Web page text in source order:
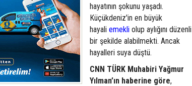
hayatının şokunu yaşadı.
Küçükdeniz'in en büyük
hayali emekli olup aylığını düzenli
bir şekilde alabilmekti. Ancak
hayalleri suya düştü.
CNN TÜRK Muhabiri Yağmur
Yılman’ın haberine göre,